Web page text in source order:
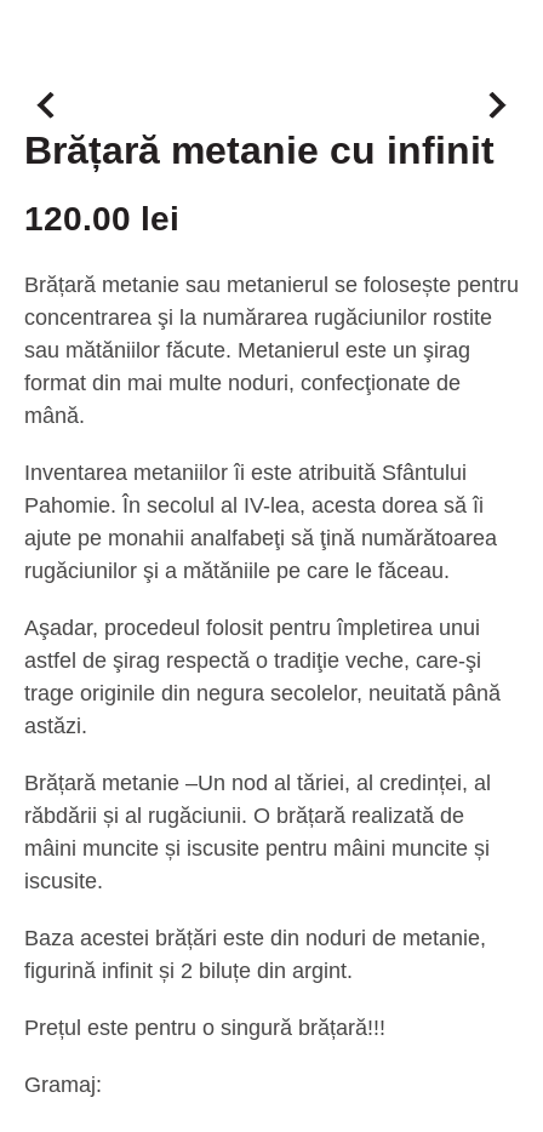
Brățară metanie cu infinit
120.00 lei
Brățară metanie sau metanierul se folosește pentru
concentrarea şi la numărarea rugăciunilor rostite
sau mătăniilor făcute. Metanierul este un şirag
format din mai multe noduri, confecţionate de
mână.
Inventarea metaniilor îi este atribuită Sfântului
Pahomie. În secolul al IV-lea, acesta dorea să îi
ajute pe monahii analfabeţi să ţină numărătoarea
rugăciunilor şi a mătăniile pe care le făceau.
Aşadar, procedeul folosit pentru împletirea unui
astfel de şirag respectă o tradiţie veche, care-şi
trage originile din negura secolelor, neuitată până
astăzi.
Brățară metanie –Un nod al tăriei, al credinței, al
răbdării și al rugăciunii. O brățară realizată de
mâini muncite și iscusite pentru mâini muncite și
iscusite.
Baza acestei brățări este din noduri de metanie,
figurină infinit și 2 biluțe din argint.
Prețul este pentru o singură brățară!!!
Gramaj: